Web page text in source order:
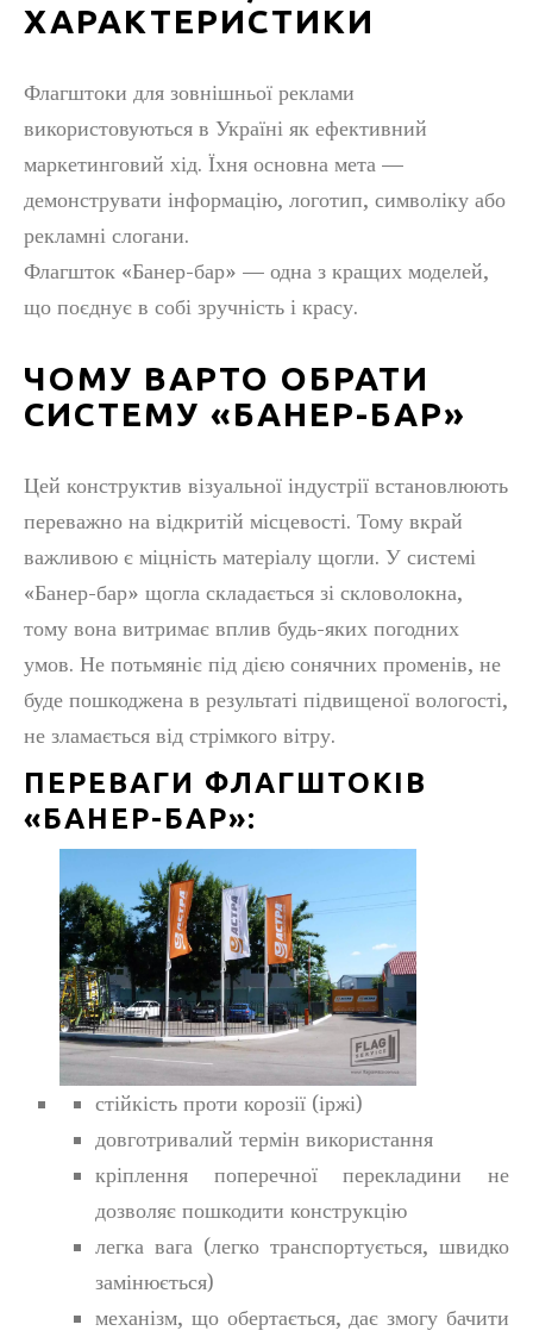
ХАРАКТЕРИСТИКИ
Флагштоки для зовнішньої реклами
використовуються в Україні як ефективний
маркетинговий хід. Їхня основна мета —
демонструвати інформацію, логотип, символіку або
рекламні слогани.
Флагшток «Банер-бар» — одна з кращих моделей,
що поєднує в собі зручність і красу.
ЧОМУ ВАРТО ОБРАТИ
СИСТЕМУ «БАНЕР-БАР»
Цей конструктив візуальної індустрії встановлюють
переважно на відкритій місцевості. Тому вкрай
важливою є міцність матеріалу щогли. У системі
«Банер-бар» щогла складається зі скловолокна,
тому вона витримає вплив будь-яких погодних
умов. Не потьмяніє під дією сонячних променів, не
буде пошкоджена в результаті підвищеної вологості,
не зламається від стрімкого вітру.
ПЕРЕВАГИ ФЛАГШТОКІВ
«БАНЕР-БАР»:
стійкість проти корозії (іржі)
довготривалий термін використання
кріплення поперечної перекладини не
дозволяє пошкодити конструкцію
легка вага (легко транспортується, швидко
замінюється)
механізм, що обертається, дає змогу бачити